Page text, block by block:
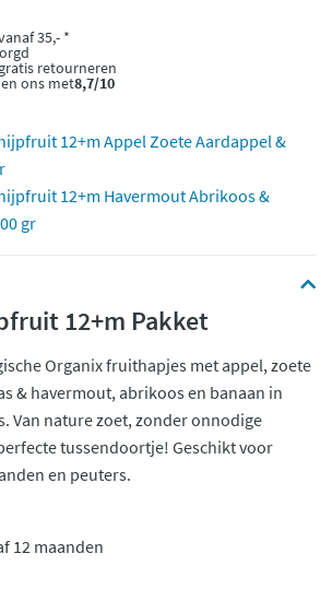
35,- *
retourneren
ons met8,7/10
12+m Appel Zoete Aardappel &
12+m Havermout Abrikoos &
gr
12+m Pakket
Organix fruithapjes met appel, zoete
& havermout, abrikoos en banaan in
Van nature zoet, zonder onnodige
tussendoortje! Geschikt voor
en peuters.
12 maanden